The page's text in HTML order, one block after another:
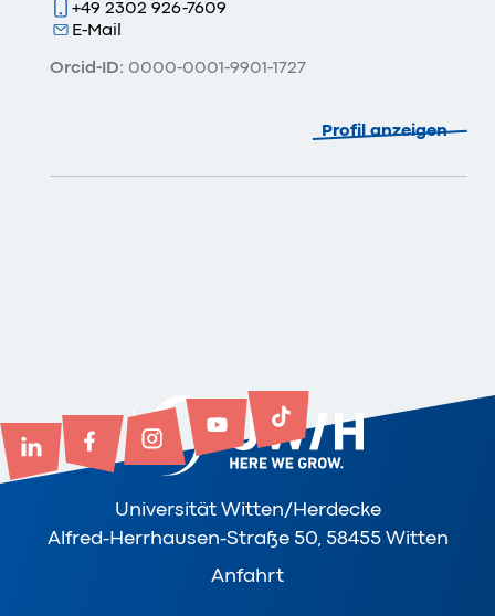
+49 2302 926-7609
E-Mail
Orcid-ID: 0000-0001-9901-1727
Profil anzeigen
Universität Witten/Herdecke
Alfred-Herrhausen-Straße 50, 58455 Witten
Anfahrt